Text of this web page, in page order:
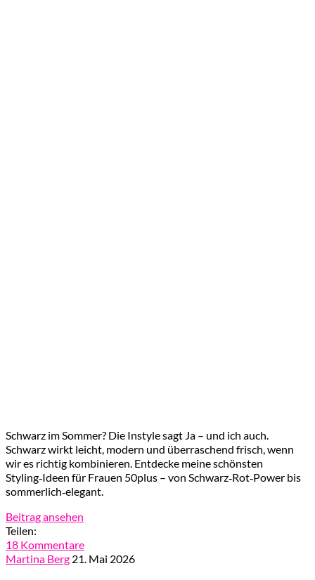
Schwarz im Sommer? Die Instyle sagt Ja – und ich auch.
Schwarz wirkt leicht, modern und überraschend frisch, wenn
wir es richtig kombinieren. Entdecke meine schönsten
Styling‑Ideen für Frauen 50plus – von Schwarz‑Rot‑Power bis
sommerlich‑elegant.
Beitrag ansehen
Teilen:
18 Kommentare
Martina Berg 21. Mai 2026